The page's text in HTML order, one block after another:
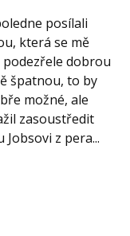
posílali
která se mě
podezřele dobrou
špatnou, to by
možné, ale
zasoustředit
z pera...